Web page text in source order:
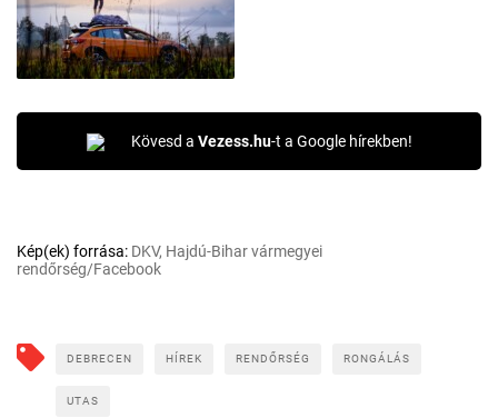
Kövesd a Vezess.hu-t a Google hírekben!
Kép(ek) forrása: DKV, Hajdú-Bihar vármegyei
rendőrség/Facebook
DEBRECEN HÍREK RENDŐRSÉG RONGÁLÁS
UTAS